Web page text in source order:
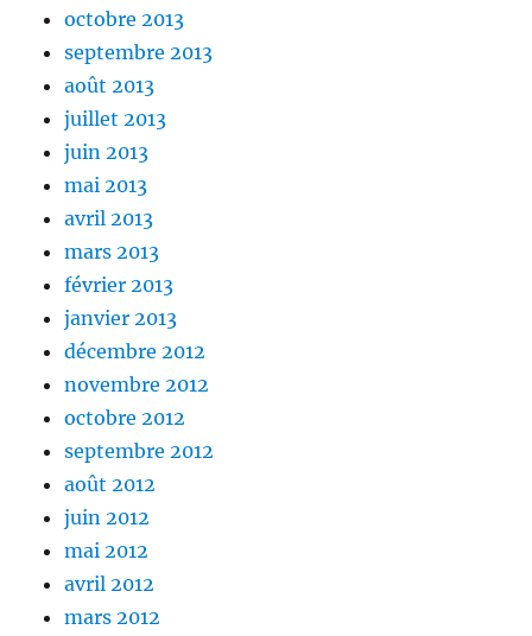
octobre 2013
septembre 2013
août 2013
juillet 2013
juin 2013
mai 2013
avril 2013
mars 2013
février 2013
janvier 2013
décembre 2012
novembre 2012
octobre 2012
septembre 2012
août 2012
juin 2012
mai 2012
avril 2012
mars 2012